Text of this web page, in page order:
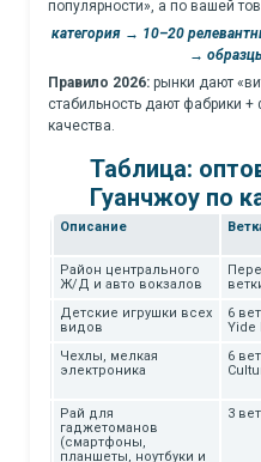
популярности», а по вашей
категория → 10–20
→
Правило 2026: рынки дают
стабильность дают фабрики
качества.
Таблица:
Гуанчжоу по
Описание
Район центрального
Ж/Д и авто вокзалов
Детские игрушки всех
видов
6
Yide
Чехлы, мелкая
электроника
6
Рай для
гаджетоманов
(смартфоны,
планшеты, ноутбуки и
3